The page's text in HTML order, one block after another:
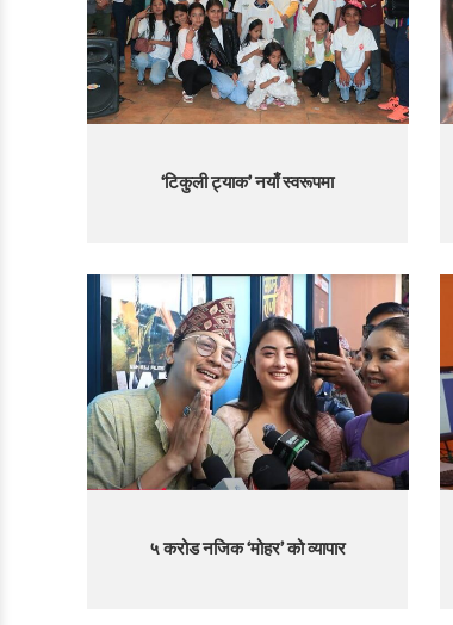
‘टिकुली ट्याक’ नयाँ स्वरूपमा
५ करोड नजिक ‘मोहर’ को व्यापार